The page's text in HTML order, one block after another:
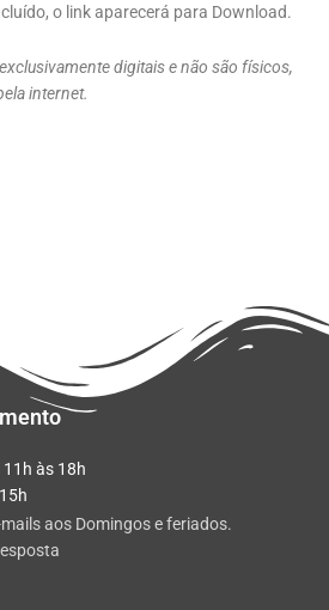
o link aparecerá para Download.
digitais e não são físicos,
internet.
às 18h
aos Domingos e feriados.